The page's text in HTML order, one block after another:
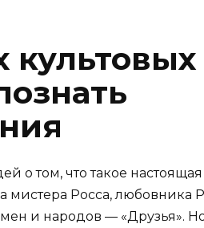
культовых
о том, что такое
мистера Росса, любовника
и народов — «Друзья».